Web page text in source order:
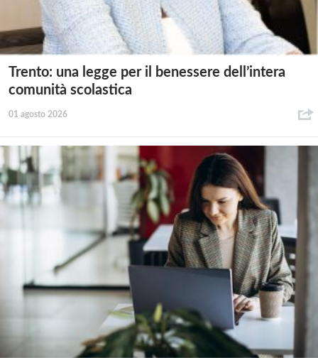
Trento: una legge per il benessere dell’intera
comunità scolastica
01 agosto 2026